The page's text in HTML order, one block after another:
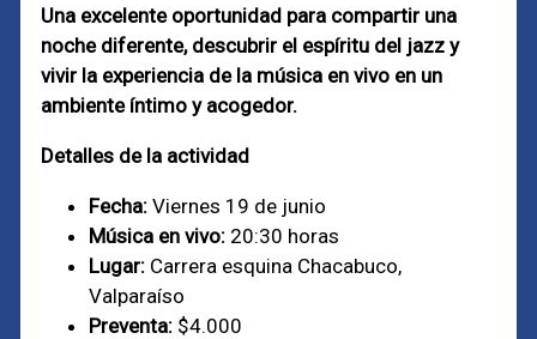
Una excelente oportunidad para compartir una
noche diferente, descubrir el espíritu del jazz y
vivir la experiencia de la música en vivo en un
ambiente íntimo y acogedor.
Detalles de la actividad
Fecha: Viernes 19 de junio
Música en vivo: 20:30 horas
Lugar: Carrera esquina Chacabuco,
Valparaíso
Preventa: $4.000